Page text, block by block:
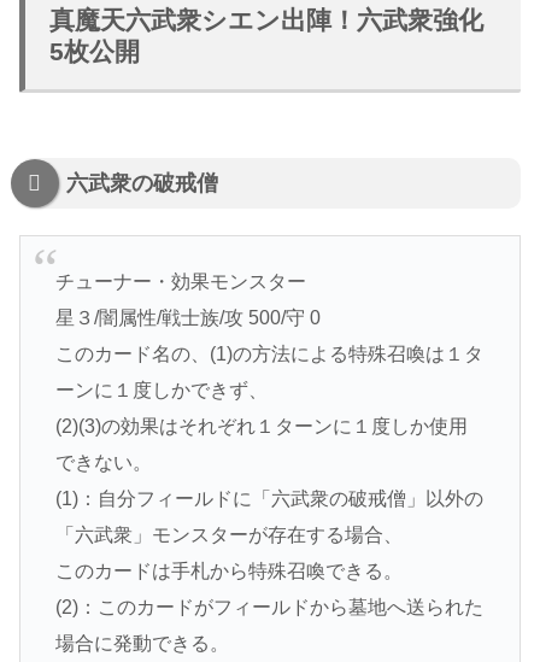
真魔天六武衆シエン出陣！六武衆強化
5枚公開
六武衆の破戒僧
チューナー・効果モンスター
星３/闇属性/戦士族/攻 500/守 0
このカード名の、(1)の方法による特殊召喚は１タ
ーンに１度しかできず、
(2)(3)の効果はそれぞれ１ターンに１度しか使用
できない。
(1)：自分フィールドに「六武衆の破戒僧」以外の
「六武衆」モンスターが存在する場合、
このカードは手札から特殊召喚できる。
(2)：このカードがフィールドから墓地へ送られた
場合に発動できる。